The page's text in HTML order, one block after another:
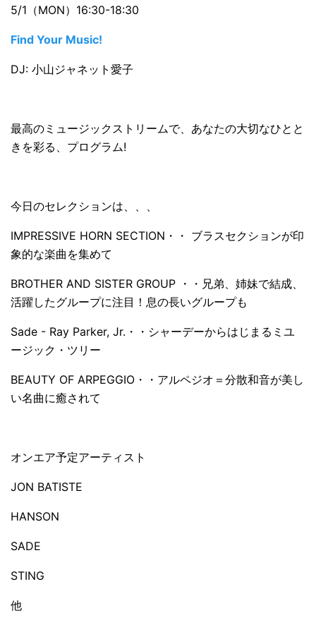
5/1（MON）16:30-18:30
Find Your Music!
DJ: 小山ジャネット愛子
最高のミュージックストリームで、あなたの大切なひとと
きを彩る、プログラム!
今日のセレクションは、、、
IMPRESSIVE HORN SECTION・・ ブラスセクションが印
象的な楽曲を集めて
BROTHER AND SISTER GROUP ・・兄弟、姉妹で結成、
活躍したグループに注目！息の長いグループも
Sade - Ray Parker, Jr.・・シャーデーからはじまるミユ
ージック・ツリー
BEAUTY OF ARPEGGIO・・アルペジオ＝分散和音が美し
い名曲に癒されて
オンエア予定アーティスト
JON BATISTE
HANSON
SADE
STING
他